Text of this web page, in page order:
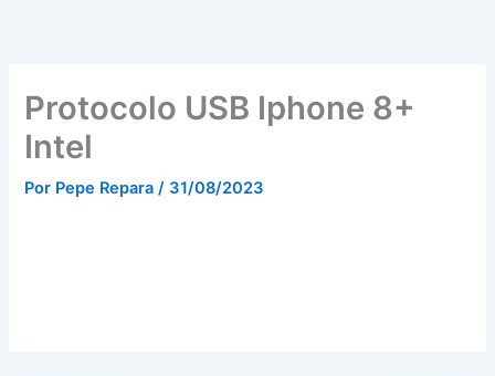
Protocolo USB Iphone 8+
Intel
Por Pepe Repara/ 31/08/2023